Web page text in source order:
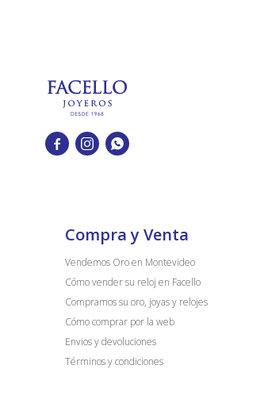
  
Compra y Venta
Vendemos Oro en Montevideo
Cómo vender su reloj en Facello
Compramos su oro, joyas y relojes
Cómo comprar por la web
Envios y devoluciones
Términos y condiciones